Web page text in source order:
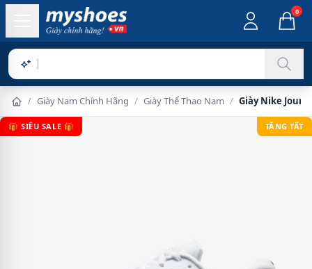
0
Sản phẩm
/ Giày Nam Chính Hãng / Giày Thể Thao Nam / Giày Nike
🎁 SIÊU SALE 🎁 TẶNG TẤT